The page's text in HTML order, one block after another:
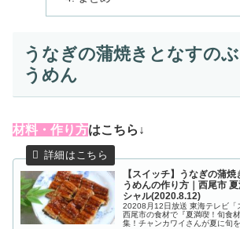
うなぎの蒲焼きとなすの
うめん
材料・作り方はこちら↓
【スイッチ】うなぎの蒲
うめんの作り方｜西尾市
シャル(2020.8.12)
20208月12日放送 東海テレビ「
西尾市の食材で『夏満喫！旬食
集！チャンカワイさんが夏に旬